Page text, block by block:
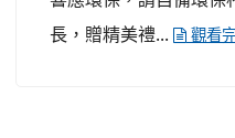
長，贈精美禮...
觀看